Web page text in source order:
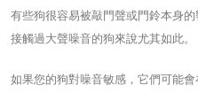
有些狗很容易被敲門聲或門鈴本身
接觸過大聲噪音的狗來說尤其如此。
如果您的狗對噪音敏感，它們可能會